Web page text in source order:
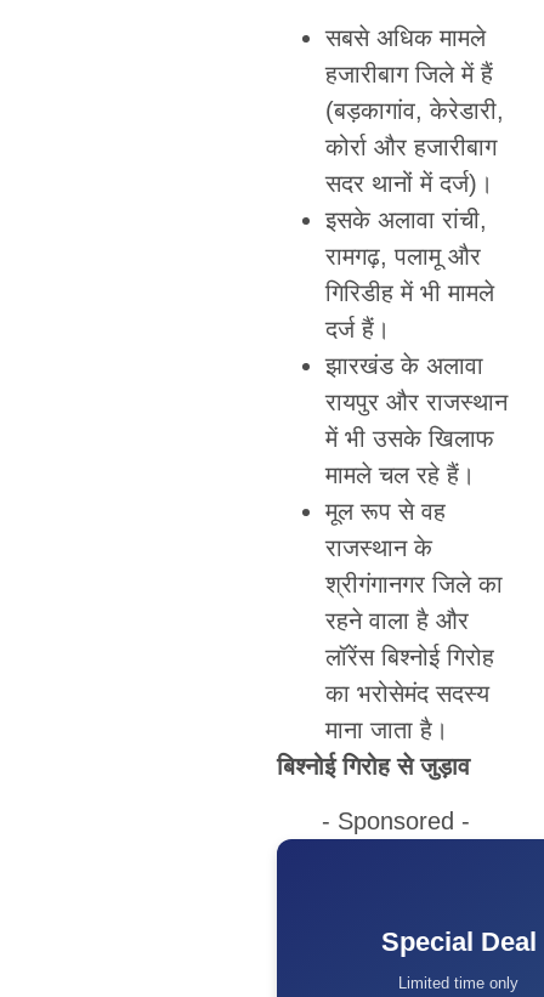
सबसे अधिक मामले
हजारीबाग जिले में हैं
(बड़कागांव, केरेडारी,
कोर्रा और हजारीबाग
सदर थानों में दर्ज)।
इसके अलावा रांची,
रामगढ़, पलामू और
गिरिडीह में भी मामले
दर्ज हैं।
झारखंड के अलावा
रायपुर और राजस्थान
में भी उसके खिलाफ
मामले चल रहे हैं।
मूल रूप से वह
राजस्थान के
श्रीगंगानगर जिले का
रहने वाला है और
लॉरेंस बिश्नोई गिरोह
का भरोसेमंद सदस्य
माना जाता है।
बिश्नोई गिरोह से जुड़ाव
- Sponsored -
Special Deal
Limited time only